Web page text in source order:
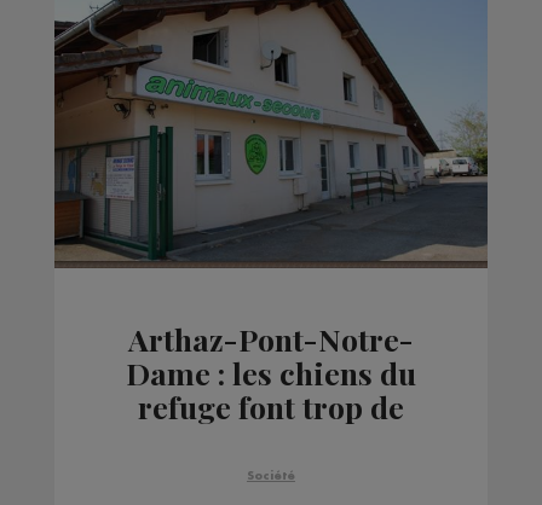
Arthaz-Pont-Notre-
Dame : les chiens du
refuge font trop de
convoqués par la
Société